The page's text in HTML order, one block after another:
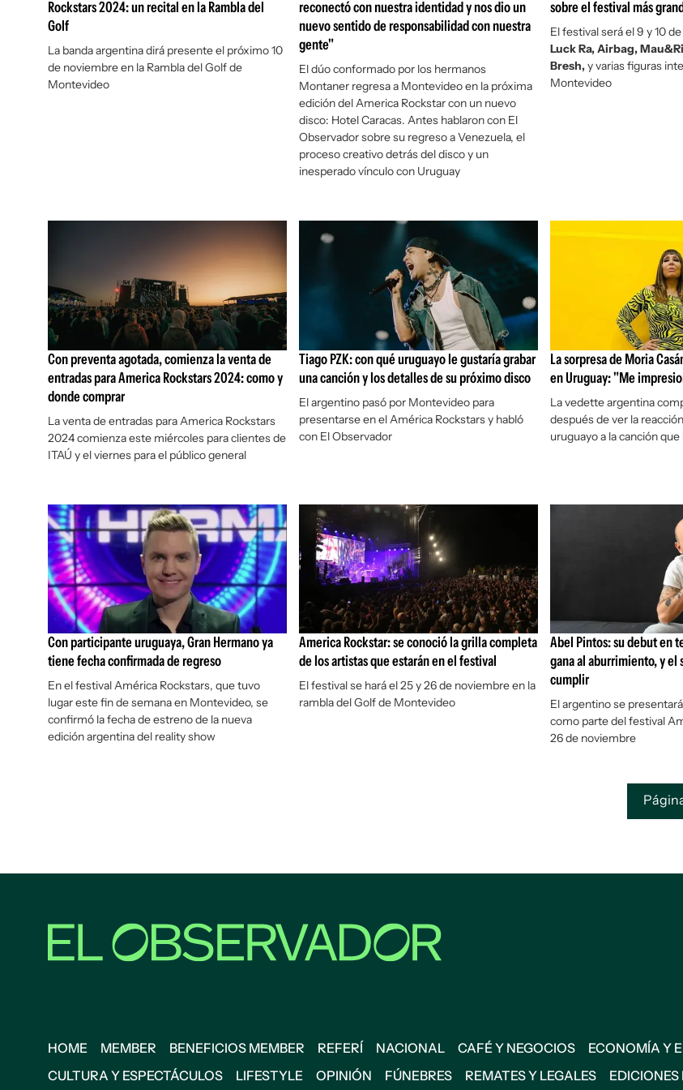
Rockstars 2024: un recital en la Rambla del
Golf
La banda argentina dirá presente el próximo 10
de noviembre en la Rambla del Golf de
Montevideo
reconectó con nuestra identidad y nos dio un
nuevo sentido de responsabilidad con nuestra
gente"
El dúo conformado por los hermanos
Montaner regresa a Montevideo en la próxima
edición del America Rockstar con un nuevo
disco: Hotel Caracas. Antes hablaron con El
Observador sobre su regreso a Venezuela, el
proceso creativo detrás del disco y un
inesperado vínculo con Uruguay
sobre el festival más
El festival será el 9 y 10
Luck Ra, Airbag,
Bresh,y varias figuras
Montevideo
Con preventa agotada, comienza la venta de
entradas para America Rockstars 2024: como y
donde comprar
La venta de entradas para America Rockstars
2024 comienza este miércoles para clientes de
ITAÚ y el viernes para el público general
Tiago PZK: con qué uruguayo le gustaría grabar
una canción y los detalles de su próximo disco
El argentino pasó por Montevideo para
presentarse en el América Rockstars y habló
conEl Observador
La sorpresa de Moria
en Uruguay: "Me
La vedette argentina
después de ver la
uruguayo a la canción
Con participante uruguaya, Gran Hermano ya
tiene fecha confirmada de regreso
En el festival América Rockstars, que tuvo
lugar este fin de semana en Montevideo, se
confirmó la fecha de estreno de la nueva
edición argentina del reality show
America Rockstar: se conoció la grilla completa
de los artistas que estarán en el festival
El festival se hará el 25 y 26 de noviembre en la
rambla del Golf de Montevideo
Abel Pintos: su debut en
gana al aburrimiento, y el
cumplir
El argentino se
como parte del festival
26 de noviembre
HOME MEMBER BENEFICIOS MEMBER REFERÍ NACIONAL CAFÉ Y NEGOCIOS ECONOMÍA Y
CULTURA Y ESPECTÁCULOS
LIFESTYLE OPINIÓN FÚNEBRES REMATES Y LEGALES EDICIONES